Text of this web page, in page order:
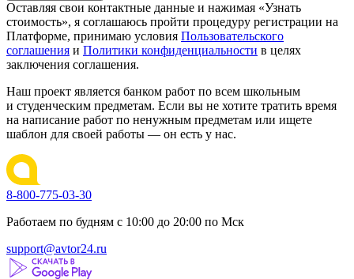
Оставляя свои контактные данные и нажимая «Узнать
стоимость», я соглашаюсь пройти процедуру регистрации на
Платформе, принимаю условия Пользовательского
соглашения и Политики конфиденциальности в целях
заключения соглашения.
Наш проект является банком работ по всем школьным
и студенческим предметам. Если вы не хотите тратить время
на написание работ по ненужным предметам или ищете
шаблон для своей работы — он есть у нас.
8-800-775-03-30
Работаем по будням с 10:00 до 20:00 по Мск
support@avtor24.ru